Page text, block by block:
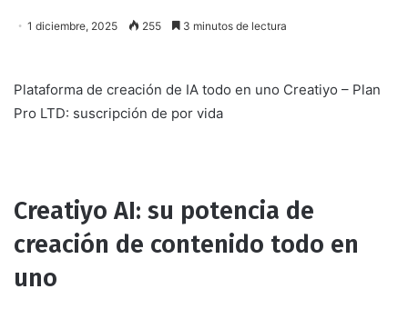
1 diciembre, 2025 255 3 minutos de lectura
Plataforma de creación de IA todo en uno Creatiyo – Plan
Pro LTD: suscripción de por vida
Creatiyo AI: su potencia de
creación de contenido todo en
uno